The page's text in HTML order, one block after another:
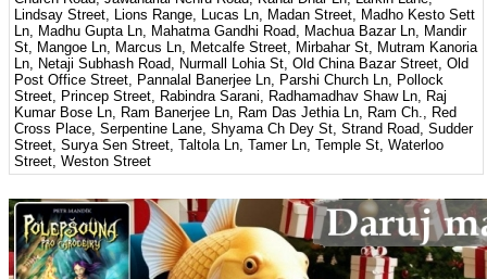
Lindsay Street, Lions Range, Lucas Ln, Madan Street, Madho Kesto Sett
Ln, Madhu Gupta Ln, Mahatma Gandhi Road, Machua Bazar Ln, Mandir
St, Mangoe Ln, Marcus Ln, Metcalfe Street, Mirbahar St, Mutram Kanoria
Ln, Netaji Subhash Road, Nurmall Lohia St, Old China Bazar Street, Old
Post Office Street, Pannalal Banerjee Ln, Parshi Church Ln, Pollock
Street, Princep Street, Rabindra Sarani, Radhamadhav Shaw Ln, Raj
Kumar Bose Ln, Ram Banerjee Ln, Ram Das Jethia Ln, Ram Ch., Red
Cross Place, Serpentine Lane, Shyama Ch Dey St, Strand Road, Sudder
Street, Surya Sen Street, Taltola Ln, Tamer Ln, Temple St, Waterloo
Street, Weston Street